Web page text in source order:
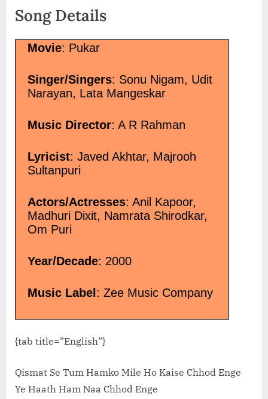
Singh”</span> »</a>
Song Details
Movie: Pukar
Singer/Singers: Sonu Nigam, Udit
Narayan, Lata Mangeskar
Music Director: A R Rahman
Lyricist: Javed Akhtar, Majrooh
Sultanpuri
Actors/Actresses: Anil Kapoor,
Madhuri Dixit, Namrata Shirodkar,
Om Puri
Year/Decade: 2000
Music Label : Zee Music Company
{tab title=”English”}
Qismat Se Tum Hamko Mile Ho Kaise Chhod Enge
Ye Haath Ham Naa Chhod Enge